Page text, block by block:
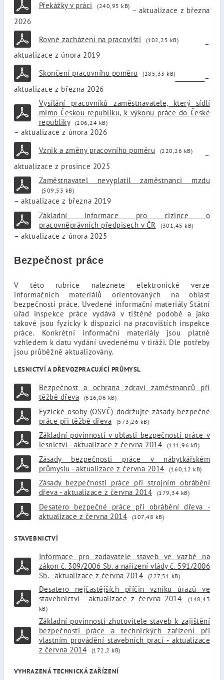
Překážky v práci
(240,95 kB) – aktualizace z března
2026
Rovné zacházení na pracovišti
(102,25 kB)
–
aktualizace z února 2019
Skončení pracovního poměru
(285,33 kB)
–
aktualizace z března 2026
Vysílání pracovníků zaměstnavatele, který sídlí
mimo Českou republiku, k výkonu práce do České
republiky
(206,24 kB)
– aktualizace z února 2026
Vznik a změny pracovního poměru
(220,26 kB)
–
aktualizace z prosince 2025
Zaměstnavatel nevyplatil zaměstnanci mzdu
(509,53 kB)
– aktualizace z března 2019
Základní informace pro cizince o
pracovněprávních předpisech v ČR
(301,45 kB)
– aktualizace z února 2025
Bezpečnost práce
V této rubrice naleznete elektronické verze
informačních materiálů orientovaných na oblast
bezpečnosti práce. Uvedené informační materiály Státní
úřad inspekce práce vydává v tištěné podobě a jako
takové jsou fyzicky k dispozici na pracovištích inspekce
práce. Konkrétní informační materiály jsou platné
vzhledem k datu vydání uvedenému v tiráži. Dle potřeby
jsou průběžně aktualizovány.
LESNICTVÍ A DŘEVOZPRACUJÍCÍ PRŮMYSL
Bezpečnost a ochrana zdraví zaměstnanců při
těžbě dřeva
(616,06 kB)
Fyzické osoby (OSVČ) dodržujte zásady bezpečné
práce při těžbě dřeva
(573,26 kB)
Základní povinnosti v oblasti bezpečnosti práce v
lesnictví - aktualizace z června 2014
(111,96 kB)
Zásady bezpečnosti práce v nábytkářském
průmyslu - aktualizace z června 2014
(160,12 kB)
Zásady bezpečnosti práce při strojním obrábění
dřeva - aktualizace z června 2014
(179,34 kB)
Desatero bezpečné práce při obrábění dřeva -
aktualizace z června 2014
(107,48 kB)
STAVEBNICTVÍ
Informace pro zadavatele staveb ve vazbě na
zákon č. 309/2006 Sb. a nařízení vlády č. 591/2006
Sb. - aktualizace z června 2014
(227,51 kB)
Desatero nejčastějších příčin vzniku úrazů ve
stavebnictví - aktualizace z června 2014
(148,43
kB)
Základní povinnosti zhotovitele staveb k zajištění
bezpečnosti práce a technických zařízení při
vlastním provádění stavebních prací - aktualizace
z června 2014
(172,2 kB)
VYHRAZENÁ TECHNICKÁ ZAŘÍZENÍ